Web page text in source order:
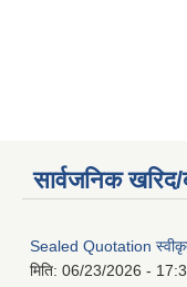
सार्वजनिक
Sealed Quotation
मिति: 06/23/2026 -